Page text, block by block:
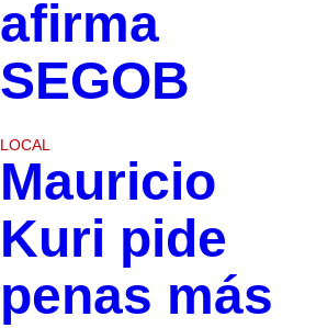
afirma
SEGOB
LOCAL
Mauricio
Kuri pide
penas más